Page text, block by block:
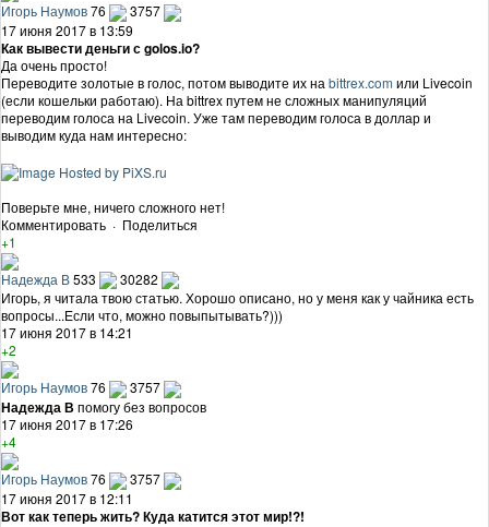
Игорь Наумов76
3757
17 июня 2017 в 13:59
Как вывести деньги с golos.io?
Да очень просто!
Переводите золотые в голос, потом выводите их на bittrex.com или Livecoin
(если кошельки работаю). На bittrex путем не сложных манипуляций
переводим голоса на Livecoin. Уже там переводим голоса в доллар и
выводим куда нам интересно:
Поверьте мне, ничего сложного нет!
Комментировать · Поделиться
+1
Надежда В533
30282
Игорь, я читала твою статью. Хорошо описано, но у меня как у чайника есть
вопросы...Если что, можно повыпытывать?)))
17 июня 2017 в 14:21
+2
Игорь Наумов76 3757
Надежда В помогу без вопросов
17 июня 2017 в 17:26
+4
Игорь Наумов76
3757
17 июня 2017 в 12:11
Вот как теперь жить? Куда катится этот мир!?!